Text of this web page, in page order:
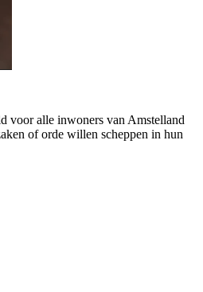
voor alle inwoners van Amstelland
of orde willen scheppen in hun